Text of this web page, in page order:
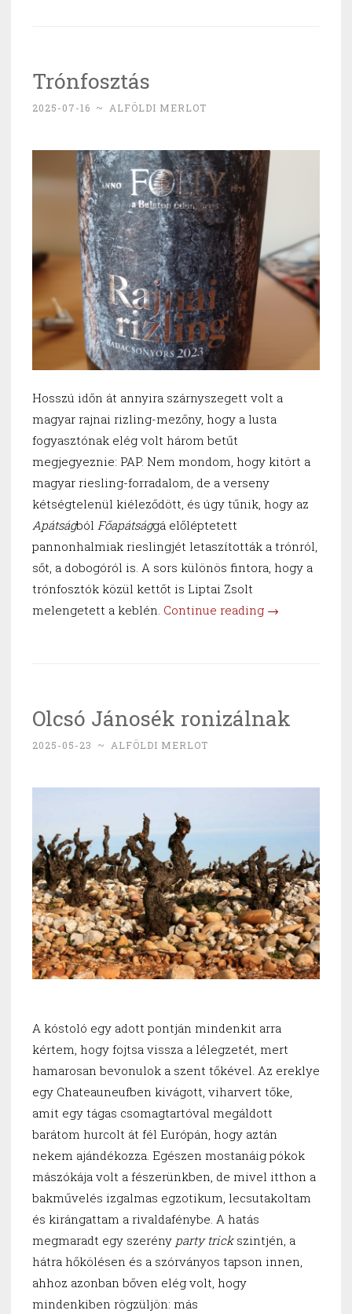
és
24”
Trónfosztás
2025-07-16 ~ ALFÖLDI MERLOT
Hosszú időn át annyira szárnyszegett volt a
magyar rajnai rizling-mezőny, hogy a lusta
fogyasztónak elég volt három betűt
megjegyeznie: PAP. Nem mondom, hogy kitört a
magyar riesling-forradalom, de a verseny
kétségtelenül kiéleződött, és úgy tűnik, hogy az
Apátságból Főapátsággá előléptetett
pannonhalmiak rieslingjét letaszították a trónról,
sőt, a dobogóról is. A sors különös fintora, hogy a
trónfosztók közül kettőt is Liptai Zsolt
melengetett a keblén. Continue reading “Trónfosztás”
→
Olcsó Jánosék ronizálnak
2025-05-23 ~ ALFÖLDI MERLOT
A kóstoló egy adott pontján mindenkit arra
kértem, hogy fojtsa vissza a lélegzetét, mert
hamarosan bevonulok a szent tőkével. Az ereklye
egy Chateauneufben kivágott, viharvert tőke,
amit egy tágas csomagtartóval megáldott
barátom hurcolt át fél Európán, hogy aztán
nekem ajándékozza. Egészen mostanáig pókok
mászókája volt a fészerünkben, de mivel itthon a
bakművelés izgalmas egzotikum, lecsutakoltam
és kirángattam a rivaldafénybe. A hatás
megmaradt egy szerény party trickszintjén, a
hátra hőkölésen és a szórványos tapson innen,
ahhoz azonban bőven elég volt, hogy
mindenkiben rögzüljön: más